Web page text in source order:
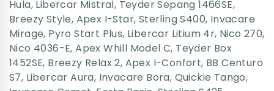
Hula, Libercar Mistral, Teyder Sepang 1466SE,
Breezy Style, Apex I-Star, Sterling S400, Invacare
Mirage, Pyro Start Plus, Libercar Litium 4r, Nico 270,
Nico 4036-E,Apex Whill Model C, Teyder Box
1452SE, Breezy Relax 2, Apex I-Confort, BB Centuro
S7, Libercar Aura, Invacare Bora, Quickie Tango,